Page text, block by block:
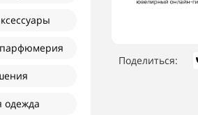
одежда
Поделиться: